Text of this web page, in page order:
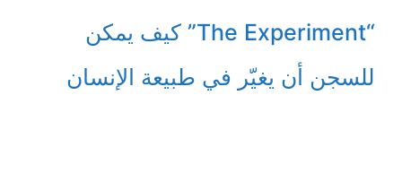
“The Experiment” كيف يمكن
للسجن أن يغيّر في طبيعة الإنسان